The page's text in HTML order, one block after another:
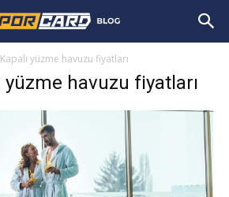
Kapalı yüzme havuzu fiyatları
yüzme havuzu fiyatları